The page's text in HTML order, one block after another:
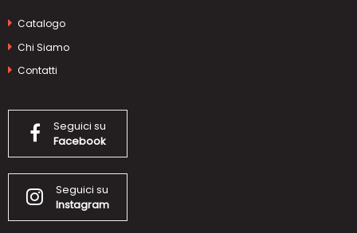
Catalogo
Chi Siamo
Contatti
Seguici su
Facebook
Seguici su
Instagram